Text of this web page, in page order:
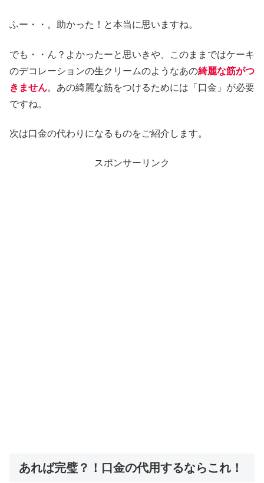
ふー・・。助かった！と本当に思いますね。
でも・・ん？よかったーと思いきや、このままではケーキ
のデコレーションの生クリームのようなあの綺麗な筋がつ
きません。あの綺麗な筋をつけるためには「口金」が必要
ですね。
次は口金の代わりになるものをご紹介します。
スポンサーリンク
あれば完璧？！口金の代用するならこれ！